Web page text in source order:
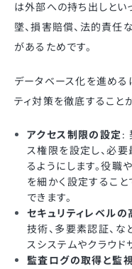
は外部への持ち出しと
墜、損害賠償、法的責任
があるためです。
データベース化を進める
ティ対策を徹底すること
アクセス制限の設定 :
ス権限を設定し、必
るようにします。役職
を細かく設定するこ
できます。
セキュリティレベル
技術、多要素認証、な
スシステムやクラウド
監査ログの取得と監